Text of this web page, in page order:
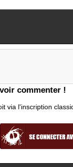
commenter !
via l'inscription